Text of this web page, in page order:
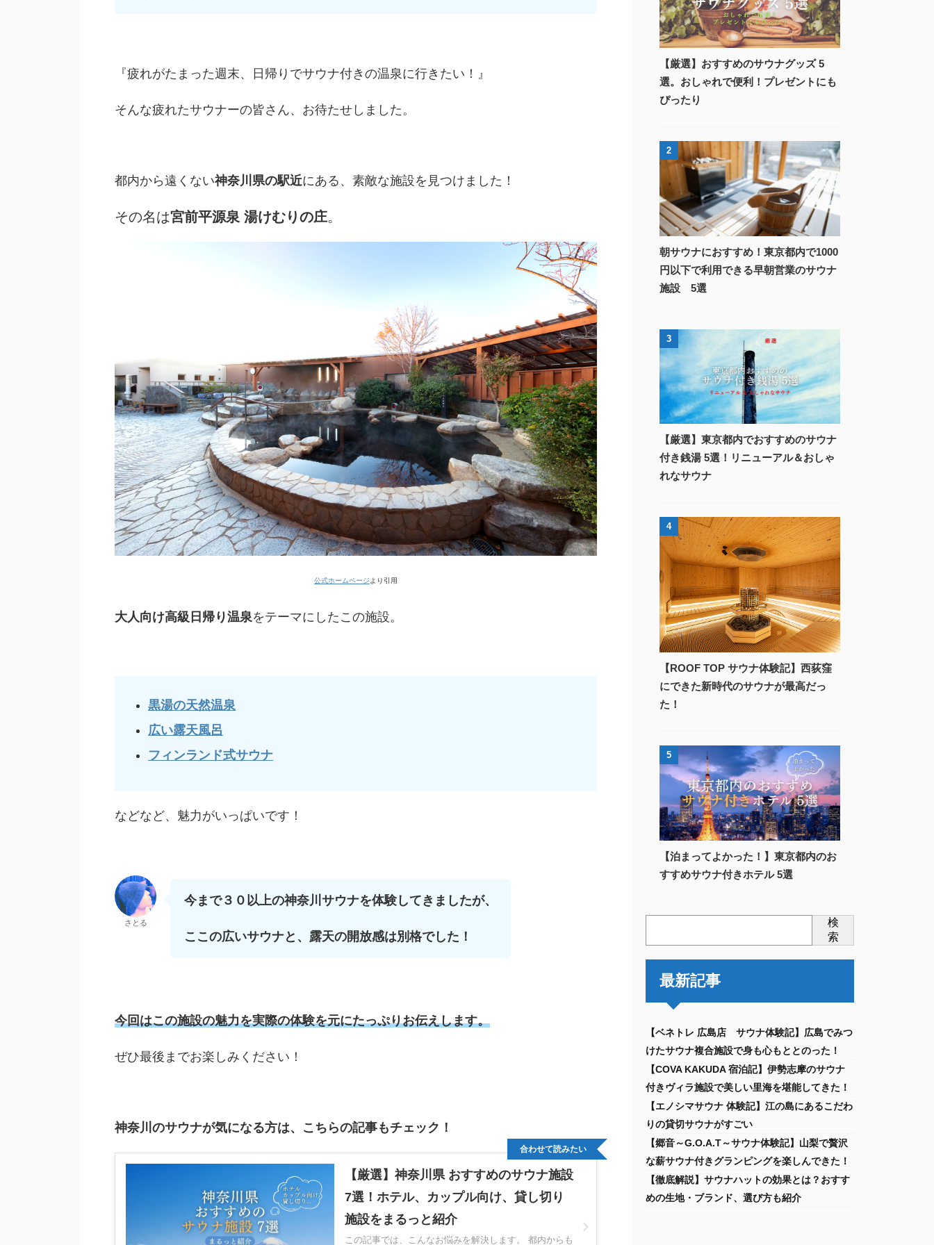
『疲れがたまった週末、日帰りでサウナ付きの温泉に行きたい！』
そんな疲れたサウナーの皆さん、お待たせしました。
都内から遠くない神奈川県の駅近にある、素敵な施設を見つけました！
その名は宮前平源泉 湯けむりの庄。
公式ホームページ より引用
大人向け高級日帰り温泉をテーマにしたこの施設。
黒湯の天然温泉
広い露天風呂
フィンランド式サウナ
などなど、魅力がいっぱいです！
さとる
今まで３０以上の神奈川サウナを体験してきましたが、
ここの広いサウナと、露天の開放感は別格でした！
今回はこの施設の魅力を実際の体験を元にたっぷりお伝えします。
ぜひ最後までお楽しみください！
神奈川のサウナが気になる方は、こちらの記事もチェック！
【厳選】神奈川県 おすすめのサウナ施設
7選！ホテル、カップル向け、貸し切り
施設をまるっと紹介
この記事では、こんなお悩みを解決します。 都内からも
合わせて読みたい
【厳選】おすすめのサウナグッズ 5
選。おしゃれで便利！プレゼントにも
ぴったり
2
朝サウナにおすすめ！東京都内で1000
円以下で利用できる早朝営業のサウナ
施設 5選
3
【厳選】東京都内でおすすめのサウナ
付き銭湯 5選！リニューアル＆おしゃ
れなサウナ
4
【ROOF TOP サウナ体験記】西荻窪
にできた新時代のサウナが最高だっ
た！
5
【泊まってよかった！】東京都内のお
すすめサウナ付きホテル 5選
検
索
最新記事
【ベネトレ 広島店 サウナ体験記】広島でみつ
けたサウナ複合施設で身も心もととのった！
【COVA KAKUDA 宿泊記】伊勢志摩のサウナ
付きヴィラ施設で美しい里海を堪能してきた！
【エノシマサウナ 体験記】江の島にあるこだわ
りの貸切サウナがすごい
【郷音～G.O.A.T～サウナ体験記】山梨で贅沢
な薪サウナ付きグランピングを楽しんできた！
【徹底解説】サウナハットの効果とは？おすす
めの生地・ブランド、選び方も紹介